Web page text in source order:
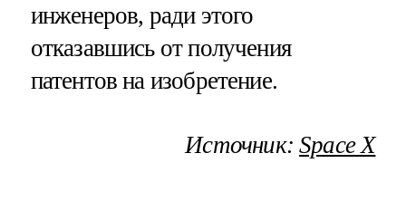
инженеров, ради этого
отказавшись от получения
патентов на изобретение.
Источник:Space X